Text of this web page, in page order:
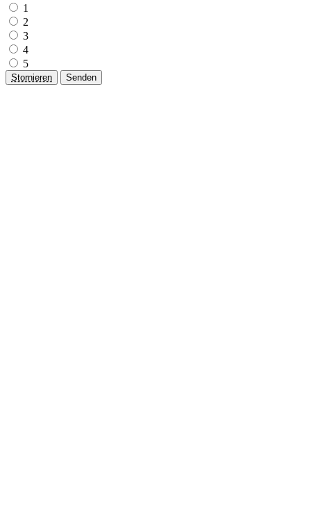
1
2
3
4
5
Stornieren Senden